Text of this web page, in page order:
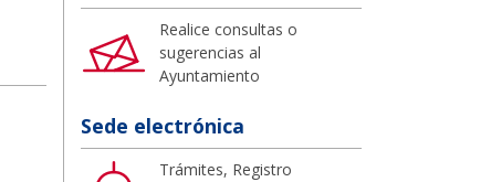
Realice consultas o
sugerencias al
Ayuntamiento
Sede electrónica
Trámites, Registro